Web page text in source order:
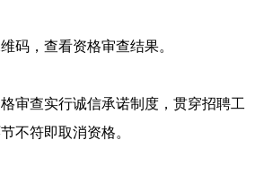
码，查看资格审查结果。
审查实行诚信承诺制度，贯穿招聘工
不符即取消资格。